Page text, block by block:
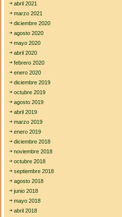
abril 2021
marzo 2021
diciembre 2020
agosto 2020
mayo 2020
abril 2020
febrero 2020
enero 2020
diciembre 2019
octubre 2019
agosto 2019
abril 2019
marzo 2019
enero 2019
diciembre 2018
noviembre 2018
octubre 2018
septiembre 2018
agosto 2018
junio 2018
mayo 2018
abril 2018